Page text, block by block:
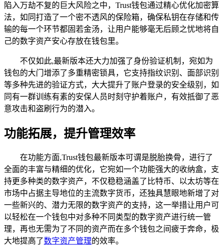
陷入万劫不复的巨大风险之中，Trust钱包通过精心优化加密算
法，如同打造了一个密不透风的保险箱，确保私钥在存储和传
输的每一个环节都固若金汤，让用户能够毫无后顾之忧地将自
己的数字资产安心存放在钱包里。
不仅如此,最新版本还大力加强了身份验证机制，宛如为
钱包的大门增添了多重精密锁具，它支持指纹识别、面部识别
等多种先进的验证方式，大大提升了账户登录的安全级别，如
同有一群训练有素的安保人员时刻守护着账户，有效抵御了恶
意攻击和盗刷行为的潜入。
功能拓展，提升管理效率
在功能方面,Trust钱包最新版本可谓是脱胎换骨，进行了
全面的丰富与精细的优化，它宛如一个功能强大的收纳盒，支
持更多种类的数字资产，不仅稳稳涵盖了比特币、以太坊等在
市场中占据主导地位的主流数字货币，还独具慧眼地新增了对
一些新兴的、潜力无限的数字资产的支持，这一举措让用户可
以轻松在一个钱包中对多种不同类型的数字资产进行统一管
理，再也无需为了不同的资产而在多个钱包之间疲于奔命，极
大地提高了数字资产管理的效率。